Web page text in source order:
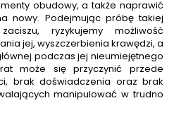
obudowy, a także naprawić
nowy. Podejmując próbę takiej
ryzykujemy możliwość
jej, wyszczerbienia krawędzi, a
podczas jej nieumiejętnego
może się przyczynić przede
brak doświadczenia oraz brak
manipulować w trudno